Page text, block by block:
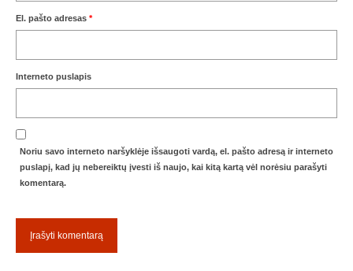
El. pašto adresas *
Interneto puslapis
Noriu savo interneto naršyklėje išsaugoti vardą, el. pašto adresą ir interneto
puslapį, kad jų nebereiktų įvesti iš naujo, kai kitą kartą vėl norėsiu parašyti
komentarą.